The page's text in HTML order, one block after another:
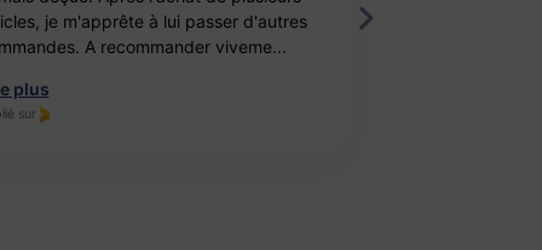
je m'apprête à lui passer d'autres
A recommander viveme...
plus
sur